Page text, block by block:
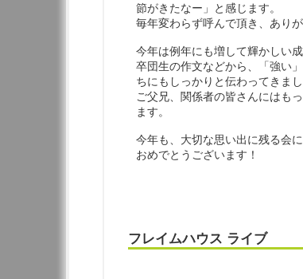
節がきたなー」と感じます。
毎年変わらず呼んで頂き、ありが
今年は例年にも増して輝かしい
卒団生の作文などから、「強い
ちにもしっかりと伝わってきまし
ご父兄、関係者の皆さんにはも
ます。
今年も、大切な思い出に残る会
おめでとうございます！
フレイムハウス ライブ